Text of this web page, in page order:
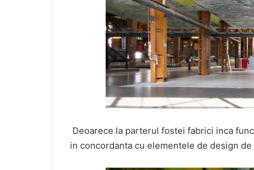
Deoarece la parterul fostei fabrici inca
in concordanta cu elementele de design